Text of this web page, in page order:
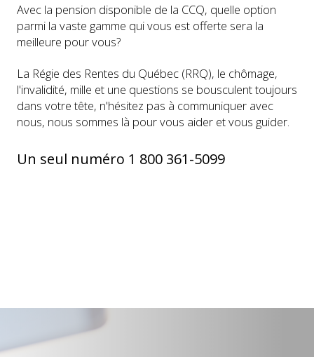
Avec la pension disponible de la CCQ, quelle option
parmi la vaste gamme qui vous est offerte sera la
meilleure pour vous?
La Régie des Rentes du Québec (RRQ), le chômage,
l'invalidité, mille et une questions se bousculent toujours
dans votre tête, n'hésitez pas à communiquer avec
nous, nous sommes là pour vous aider et vous guider.
Un seul numéro 1 800 361-5099